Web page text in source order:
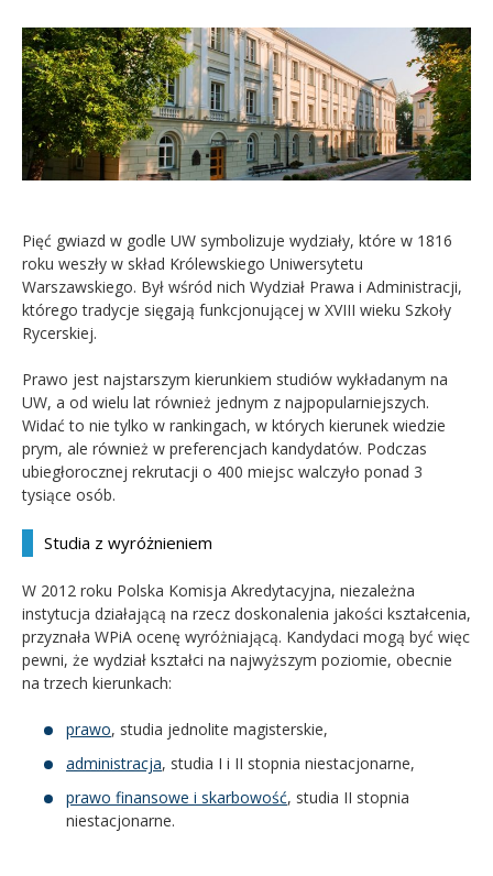
Kandydat
Absolwent
Pięć gwiazd w godle UW symbolizuje wydziały, które w 1816
roku weszły w skład Królewskiego Uniwersytetu
Warszawskiego. Był wśród nich Wydział Prawa i Administracji,
którego tradycje sięgają funkcjonującej w XVIII wieku Szkoły
Rycerskiej.
Prawo jest najstarszym kierunkiem studiów wykładanym na
UW, a od wielu lat również jednym z najpopularniejszych.
Widać to nie tylko w rankingach, w których kierunek wiedzie
prym, ale również w preferencjach kandydatów. Podczas
ubiegłorocznej rekrutacji o 400 miejsc walczyło ponad 3
tysiące osób.
Studia z wyróżnieniem
W 2012 roku Polska Komisja Akredytacyjna, niezależna
instytucja działającą na rzecz doskonalenia jakości kształcenia,
przyznała WPiA ocenę wyróżniającą. Kandydaci mogą być więc
pewni, że wydział kształci na najwyższym poziomie, obecnie
na trzech kierunkach:
prawo, studia jednolite magisterskie,
administracja, studia I i II stopnia niestacjonarne,
prawo finansowe i skarbowość, studia II stopnia
niestacjonarne.